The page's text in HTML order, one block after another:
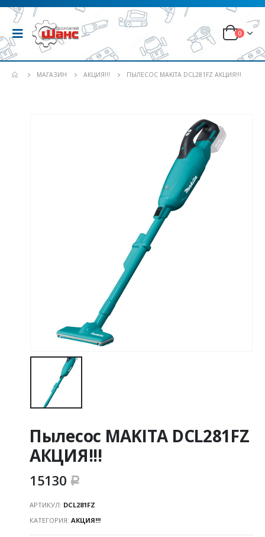
0
МАГАЗИН АКЦИЯ!!! ПЫЛЕСОС MAKITA DCL281FZ АКЦИЯ!!!
Пылесос MAKITA DCL281FZ
АКЦИЯ!!!
15130 Р
АРТИКУЛ: DCL281FZ
КАТЕГОРИЯ: АКЦИЯ!!!